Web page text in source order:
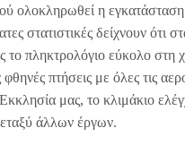
ολοκληρωθεί η
στατιστικές δείχνουν ότι
το πληκτρολόγιο εύκολο
πτήσεις με όλες τις
μας, το κλιμάκιο
άλλων έργων.